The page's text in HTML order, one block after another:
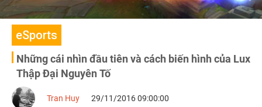
eSports
Những cái nhìn đầu tiên và cách biến hình của Lux
Thập Đại Nguyên Tố
Tran Huy 29/11/2016 09:00:00